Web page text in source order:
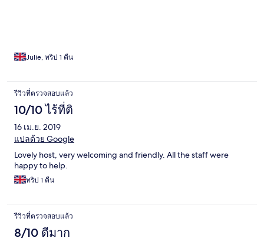
Julie, ทริป 1 คืน
รีวิวที่ตรวจสอบแล้ว
10/10 ไร้ที่ติ
16 เม.ย. 2019
แปลด้วย Google
Lovely host, very welcoming and friendly. All the staff were
happy to help.
ทริป 1 คืน
รีวิวที่ตรวจสอบแล้ว
8/10 ดีมาก